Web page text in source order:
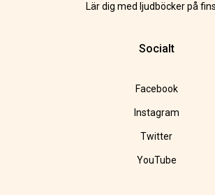
Lär dig med ljudböcker på
Socialt
Facebook
Instagram
Twitter
YouTube